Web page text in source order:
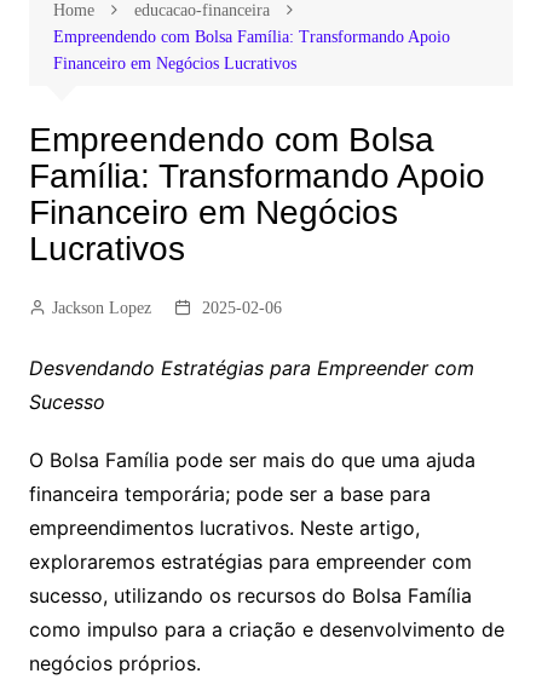
Home
educacao-financeira
Empreendendo com Bolsa Família: Transformando Apoio
Financeiro em Negócios Lucrativos
Empreendendo com Bolsa
Família: Transformando Apoio
Financeiro em Negócios
Lucrativos
Jackson Lopez 2025-02-06
Desvendando Estratégias para Empreender com
Sucesso
O Bolsa Família pode ser mais do que uma ajuda
financeira temporária; pode ser a base para
empreendimentos lucrativos. Neste artigo,
exploraremos estratégias para empreender com
sucesso, utilizando os recursos do Bolsa Família
como impulso para a criação e desenvolvimento de
negócios próprios.